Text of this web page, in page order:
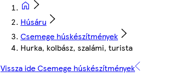
Húsáru
Csemege húskészítmények
Hurka, kolbász, szalámi, turista
Vissza ide Csemege húskészítmények